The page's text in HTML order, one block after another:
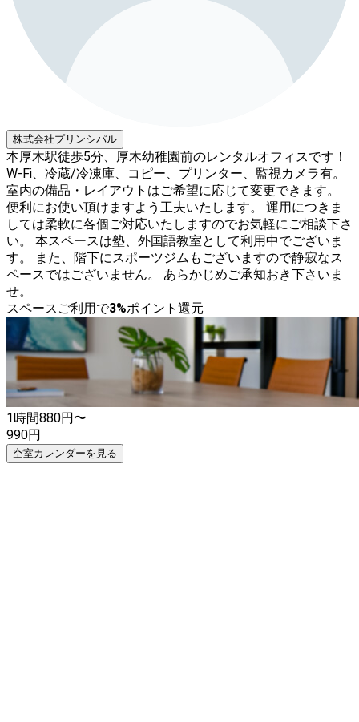
株式会社プリンシパル
本厚木駅徒歩5分、厚木幼稚園前のレンタルオフィスです！
W-Fi、冷蔵/冷凍庫、コピー、プリンター、監視カメラ有。
室内の備品・レイアウトはご希望に応じて変更できます。
便利にお使い頂けますよう工夫いたします。 運用につきま
しては柔軟に各個ご対応いたしますのでお気軽にご相談下さ
い。 本スペースは塾、外国語教室として利用中でございま
す。 また、階下にスポーツジムもございますので静寂なス
ペースではございません。 あらかじめご承知おき下さいま
せ。
スペースご利用で3%ポイント還元
1時間880円〜
990円
空室カレンダーを見る